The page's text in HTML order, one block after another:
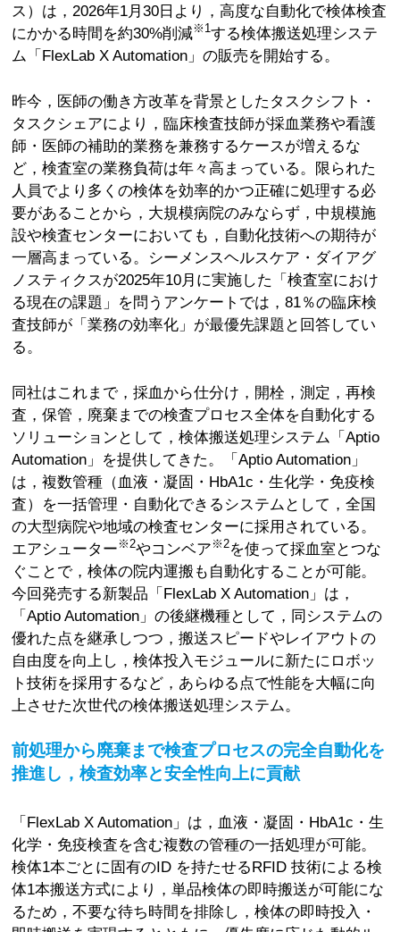
ス）は，2026年1月30日より，高度な自動化で検体検査
にかかる時間を約30%削減※1する検体搬送処理システ
ム「FlexLab X Automation」の販売を開始する。
昨今，医師の働き方改革を背景としたタスクシフト・
タスクシェアにより，臨床検査技師が採血業務や看護
師・医師の補助的業務を兼務するケースが増えるな
ど，検査室の業務負荷は年々高まっている。限られた
人員でより多くの検体を効率的かつ正確に処理する必
要があることから，大規模病院のみならず，中規模施
設や検査センターにおいても，自動化技術への期待が
一層高まっている。シーメンスヘルスケア・ダイアグ
ノスティクスが2025年10月に実施した「検査室におけ
る現在の課題」を問うアンケートでは，81％の臨床検
査技師が「業務の効率化」が最優先課題と回答してい
る。
同社はこれまで，採血から仕分け，開栓，測定，再検
査，保管，廃棄までの検査プロセス全体を自動化する
ソリューションとして，検体搬送処理システム「Aptio
Automation」を提供してきた。「Aptio Automation」
は，複数管種（血液・凝固・HbA1c・生化学・免疫検
査）を一括管理・自動化できるシステムとして，全国
の大型病院や地域の検査センターに採用されている。
エアシューター ※2やコンベア ※2を使って採血室とつな
ぐことで，検体の院内運搬も自動化することが可能。
今回発売する新製品「FlexLab X Automation」は，
「Aptio Automation」の後継機種として，同システムの
優れた点を継承しつつ，搬送スピードやレイアウトの
自由度を向上し，検体投入モジュールに新たにロボッ
ト技術を採用するなど，あらゆる点で性能を大幅に向
上させた次世代の検体搬送処理システム。
前処理から廃棄まで検査プロセスの完全自動化を
推進し，検査効率と安全性向上に貢献
「FlexLab X Automation」は，血液・凝固・HbA1c・生
化学・免疫検査を含む複数の管種の一括処理が可能。
検体1本ごとに固有のID を持たせるRFID 技術による検
体1本搬送方式により，単品検体の即時搬送が可能にな
るため，不要な待ち時間を排除し，検体の即時投入・